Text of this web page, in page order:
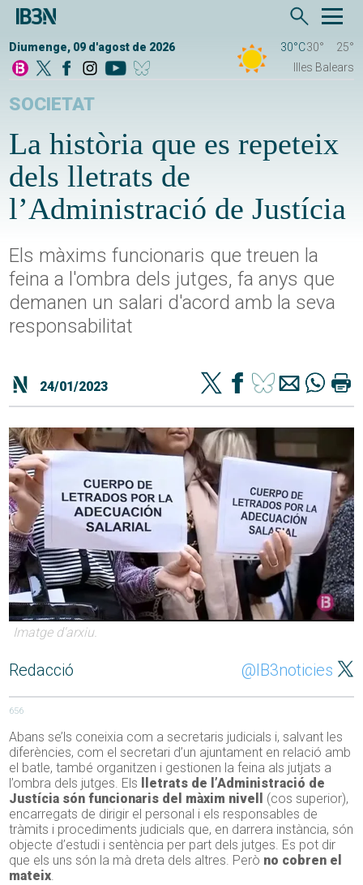
Diumenge, 09 d'agost de 2026 30°C30°
25°
Illes Balears
SOCIETAT
La història que es repeteix
dels lletrats de
l’Administració de Justícia
Els màxims funcionaris que treuen la
feina a l'ombra dels jutges, fa anys que
demanen un salari d'acord amb la seva
responsabilitat
24/01/2023
Imatge d'arxiu.
Redacció @IB3noticies
656
Abans se’ls coneixia com a secretaris judicials i, salvant les
diferències, com el secretari d’un ajuntament en relació amb
el batle, també organitzen i gestionen la feina als jutjats a
l’ombra dels jutges. Els
lletrats de l’Administració de
Justícia són funcionaris del màxim nivell
(cos superior),
encarregats de dirigir el personal i els responsables de
tràmits i procediments judicials que, en darrera instància, són
objecte d’estudi i sentència per part dels jutges. Es pot dir
que els uns són la mà dreta dels altres. Però no cobren el
mateix.